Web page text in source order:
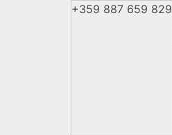
+359 887 659 829